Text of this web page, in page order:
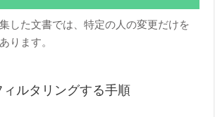
した文書では、特定の人の変更だけを
ります。
ルタリングする手順